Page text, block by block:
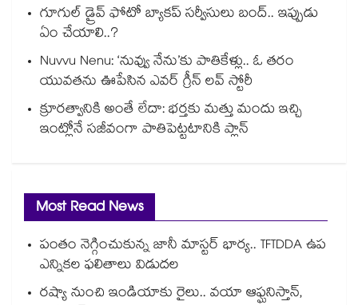
గూగుల్ డ్రైవ్ ఫోటో బ్యాకప్ సర్వీసులు బంద్.. ఇప్పుడు
ఏం చేయాలి..?
Nuvvu Nenu: ‘నువ్వు నేను’కు పాతికేళ్లు.. ఓ తరం
యువతను ఊపేసిన ఎవర్ గ్రీన్ లవ్ స్టోరీ
క్రూరత్వానికి అంతే లేదా: భర్తకు మత్తు మందు ఇచ్చి
ఇంట్లోనే సజీవంగా పాతిపెట్టటానికి ప్లాన్
Most Read News
పంతం నెగ్గించుకున్న జానీ మాస్టర్ భార్య.. TFTDDA ఉప
ఎన్నికల ఫలితాలు విడుదల
రష్యా నుంచి ఇండియాకు రైలు.. వయా ఆఫ్ఘనిస్తాన్,